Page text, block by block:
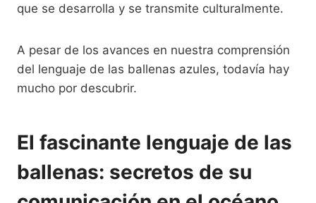
que se desarrolla y se transmite culturalmente.
A pesar de los avances en nuestra comprensión
del lenguaje de las ballenas azules, todavía hay
mucho por descubrir.
El fascinante lenguaje de las
ballenas: secretos de su